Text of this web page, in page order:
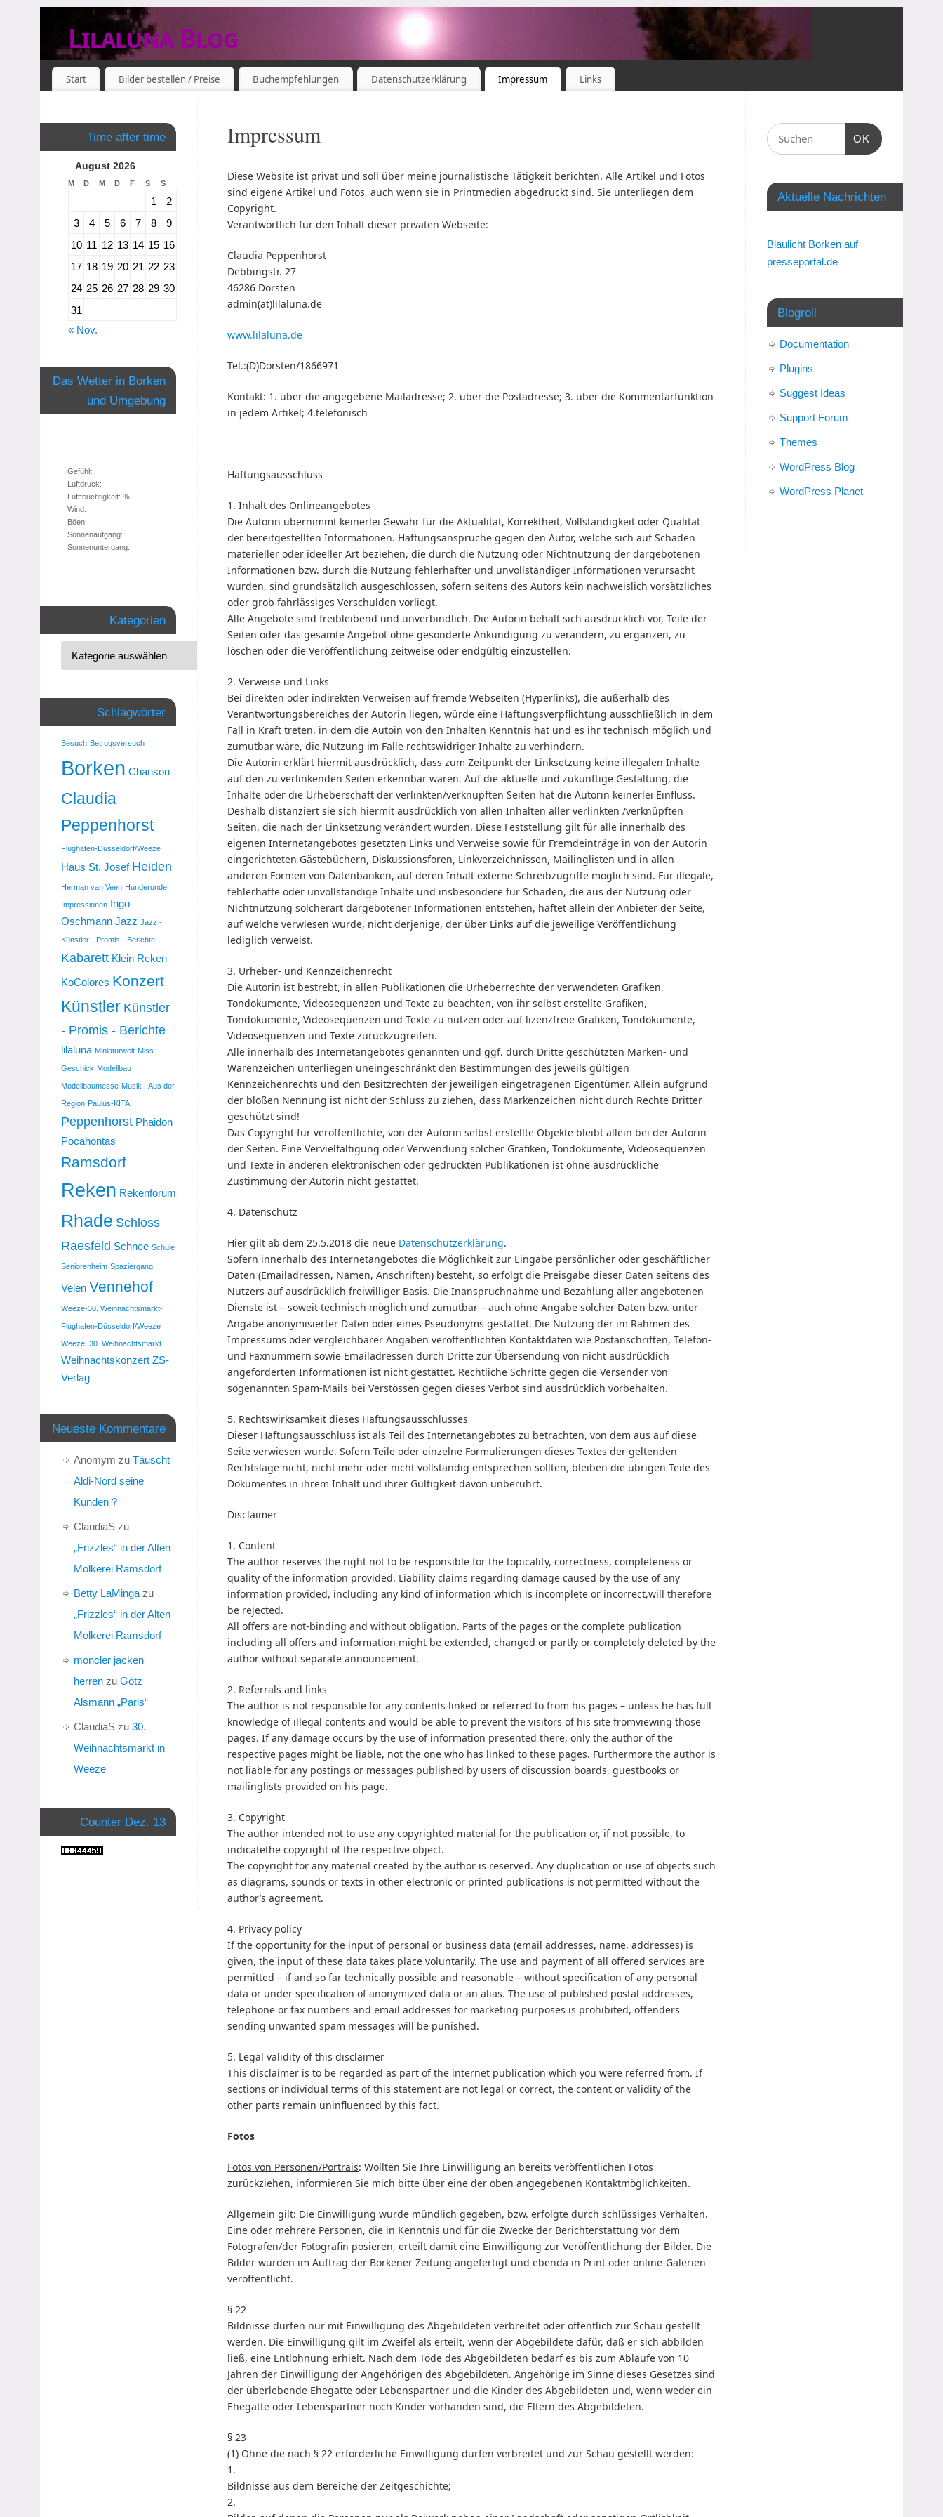
Lilaluna Blog
DAS JETZT IST SCHON VERGANGENHEIT
Start Bilder bestellen / Preise Buchempfehlungen Datenschutzerklärung Impressum Links
Impressum
Diese Website ist privat und soll über meine journalistische Tätigkeit berichten. Alle Artikel und Fotos
sind eigene Artikel und Fotos, auch wenn sie in Printmedien abgedruckt sind. Sie unterliegen dem
Copyright.
Verantwortlich für den Inhalt dieser privaten Webseite:
Claudia Peppenhorst
Debbingstr. 27
46286 Dorsten
admin(at)lilaluna.de
www.lilaluna.de
Tel.:(D)Dorsten/1866971
Kontakt: 1. über die angegebene Mailadresse; 2. über die Postadresse; 3. über die Kommentarfunktion
in jedem Artikel; 4.telefonisch
Haftungsausschluss
1. Inhalt des Onlineangebotes
Die Autorin übernimmt keinerlei Gewähr für die Aktualität, Korrektheit, Vollständigkeit oder Qualität
der bereitgestellten Informationen. Haftungsansprüche gegen den Autor, welche sich auf Schäden
materieller oder ideeller Art beziehen, die durch die Nutzung oder Nichtnutzung der dargebotenen
Informationen bzw. durch die Nutzung fehlerhafter und unvollständiger Informationen verursacht
wurden, sind grundsätzlich ausgeschlossen, sofern seitens des Autors kein nachweislich vorsätzliches
oder grob fahrlässiges Verschulden vorliegt.
Alle Angebote sind freibleibend und unverbindlich. Die Autorin behält sich ausdrücklich vor, Teile der
Seiten oder das gesamte Angebot ohne gesonderte Ankündigung zu verändern, zu ergänzen, zu
löschen oder die Veröffentlichung zeitweise oder endgültig einzustellen.
2. Verweise und Links
Bei direkten oder indirekten Verweisen auf fremde Webseiten (Hyperlinks), die außerhalb des
Verantwortungsbereiches der Autorin liegen, würde eine Haftungsverpflichtung ausschließlich in dem
Fall in Kraft treten, in dem die Autoin von den Inhalten Kenntnis hat und es ihr technisch möglich und
zumutbar wäre, die Nutzung im Falle rechtswidriger Inhalte zu verhindern.
Die Autorin erklärt hiermit ausdrücklich, dass zum Zeitpunkt der Linksetzung keine illegalen Inhalte
auf den zu verlinkenden Seiten erkennbar waren. Auf die aktuelle und zukünftige Gestaltung, die
Inhalte oder die Urheberschaft der verlinkten/verknüpften Seiten hat die Autorin keinerlei Einfluss.
Deshalb distanziert sie sich hiermit ausdrücklich von allen Inhalten aller verlinkten /verknüpften
Seiten, die nach der Linksetzung verändert wurden. Diese Feststellung gilt für alle innerhalb des
eigenen Internetangebotes gesetzten Links und Verweise sowie für Fremdeinträge in von der Autorin
eingerichteten Gästebüchern, Diskussionsforen, Linkverzeichnissen, Mailinglisten und in allen
anderen Formen von Datenbanken, auf deren Inhalt externe Schreibzugriffe möglich sind. Für illegale,
fehlerhafte oder unvollständige Inhalte und insbesondere für Schäden, die aus der Nutzung oder
Nichtnutzung solcherart dargebotener Informationen entstehen, haftet allein der Anbieter der Seite,
auf welche verwiesen wurde, nicht derjenige, der über Links auf die jeweilige Veröffentlichung
lediglich verweist.
3. Urheber- und Kennzeichenrecht
Die Autorin ist bestrebt, in allen Publikationen die Urheberrechte der verwendeten Grafiken,
Tondokumente, Videosequenzen und Texte zu beachten, von ihr selbst erstellte Grafiken,
Tondokumente, Videosequenzen und Texte zu nutzen oder auf lizenzfreie Grafiken, Tondokumente,
Videosequenzen und Texte zurückzugreifen.
Alle innerhalb des Internetangebotes genannten und ggf. durch Dritte geschützten Marken- und
Warenzeichen unterliegen uneingeschränkt den Bestimmungen des jeweils gültigen
Kennzeichenrechts und den Besitzrechten der jeweiligen eingetragenen Eigentümer. Allein aufgrund
der bloßen Nennung ist nicht der Schluss zu ziehen, dass Markenzeichen nicht durch Rechte Dritter
geschützt sind!
Das Copyright für veröffentlichte, von der Autorin selbst erstellte Objekte bleibt allein bei der Autorin
der Seiten. Eine Vervielfältigung oder Verwendung solcher Grafiken, Tondokumente, Videosequenzen
und Texte in anderen elektronischen oder gedruckten Publikationen ist ohne ausdrückliche
Zustimmung der Autorin nicht gestattet.
4. Datenschutz
Hier gilt ab dem 25.5.2018 die neue Datenschutzerklärung.
Sofern innerhalb des Internetangebotes die Möglichkeit zur Eingabe persönlicher oder geschäftlicher
Daten (Emailadressen, Namen, Anschriften) besteht, so erfolgt die Preisgabe dieser Daten seitens des
Nutzers auf ausdrücklich freiwilliger Basis. Die Inanspruchnahme und Bezahlung aller angebotenen
Dienste ist – soweit technisch möglich und zumutbar – auch ohne Angabe solcher Daten bzw. unter
Angabe anonymisierter Daten oder eines Pseudonyms gestattet. Die Nutzung der im Rahmen des
Impressums oder vergleichbarer Angaben veröffentlichten Kontaktdaten wie Postanschriften, Telefon-
und Faxnummern sowie Emailadressen durch Dritte zur Übersendung von nicht ausdrücklich
angeforderten Informationen ist nicht gestattet. Rechtliche Schritte gegen die Versender von
sogenannten Spam-Mails bei Verstössen gegen dieses Verbot sind ausdrücklich vorbehalten.
5. Rechtswirksamkeit dieses Haftungsausschlusses
Dieser Haftungsausschluss ist als Teil des Internetangebotes zu betrachten, von dem aus auf diese
Seite verwiesen wurde. Sofern Teile oder einzelne Formulierungen dieses Textes der geltenden
Rechtslage nicht, nicht mehr oder nicht vollständig entsprechen sollten, bleiben die übrigen Teile des
Dokumentes in ihrem Inhalt und ihrer Gültigkeit davon unberührt.
Disclaimer
1. Content
The author reserves the right not to be responsible for the topicality, correctness, completeness or
quality of the information provided. Liability claims regarding damage caused by the use of any
information provided, including any kind of information which is incomplete or incorrect,will therefore
be rejected.
All offers are not-binding and without obligation. Parts of the pages or the complete publication
including all offers and information might be extended, changed or partly or completely deleted by the
author without separate announcement.
2. Referrals and links
The author is not responsible for any contents linked or referred to from his pages – unless he has full
knowledge of illegal contents and would be able to prevent the visitors of his site fromviewing those
pages. If any damage occurs by the use of information presented there, only the author of the
respective pages might be liable, not the one who has linked to these pages. Furthermore the author is
not liable for any postings or messages published by users of discussion boards, guestbooks or
mailinglists provided on his page.
3. Copyright
The author intended not to use any copyrighted material for the publication or, if not possible, to
indicatethe copyright of the respective object.
The copyright for any material created by the author is reserved. Any duplication or use of objects such
as diagrams, sounds or texts in other electronic or printed publications is not permitted without the
author’s agreement.
4. Privacy policy
If the opportunity for the input of personal or business data (email addresses, name, addresses) is
given, the input of these data takes place voluntarily. The use and payment of all offered services are
permitted – if and so far technically possible and reasonable – without specification of any personal
data or under specification of anonymized data or an alias. The use of published postal addresses,
telephone or fax numbers and email addresses for marketing purposes is prohibited, offenders
sending unwanted spam messages will be punished.
5. Legal validity of this disclaimer
This disclaimer is to be regarded as part of the internet publication which you were referred from. If
sections or individual terms of this statement are not legal or correct, the content or validity of the
other parts remain uninfluenced by this fact.
Fotos
Fotos von Personen/Portrais: Wollten Sie Ihre Einwilligung an bereits veröffentlichen Fotos
zurückziehen, informieren Sie mich bitte über eine der oben angegebenen Kontaktmöglichkeiten.
Allgemein gilt: Die Einwilligung wurde mündlich gegeben, bzw. erfolgte durch schlüssiges Verhalten.
Eine oder mehrere Personen, die in Kenntnis und für die Zwecke der Berichterstattung vor dem
Fotografen/der Fotografin posieren, erteilt damit eine Einwilligung zur Veröffentlichung der Bilder. Die
Bilder wurden im Auftrag der Borkener Zeitung angefertigt und ebenda in Print oder online-Galerien
veröffentlicht.
§ 22
Bildnisse dürfen nur mit Einwilligung des Abgebildeten verbreitet oder öffentlich zur Schau gestellt
werden. Die Einwilligung gilt im Zweifel als erteilt, wenn der Abgebildete dafür, daß er sich abbilden
ließ, eine Entlohnung erhielt. Nach dem Tode des Abgebildeten bedarf es bis zum Ablaufe von 10
Jahren der Einwilligung der Angehörigen des Abgebildeten. Angehörige im Sinne dieses Gesetzes sind
der überlebende Ehegatte oder Lebenspartner und die Kinder des Abgebildeten und, wenn weder ein
Ehegatte oder Lebenspartner noch Kinder vorhanden sind, die Eltern des Abgebildeten.
§ 23
(1) Ohne die nach § 22 erforderliche Einwilligung dürfen verbreitet und zur Schau gestellt werden:
1.
Bildnisse aus dem Bereiche der Zeitgeschichte;
2.
Time after time
August 2026
M D M D F S S
1
2
3
4 5 6 7 8
9
10 11 12 13 14 15 16
17 18 19 20 21 22 23
24 25 26 27 28 29 30
31
« Nov.
Das Wetter in Borken
und Umgebung
Gefühlt:
Luftdruck:
Luftfeuchtigkeit: %
Wind:
Böen:
Sonnenaufgang:
Sonnenuntergang:
Kategorien
Schlagwörter
Besuch Betrugsversuch
Borken Chanson
Claudia
Peppenhorst
Flughafen-Düsseldorf/Weeze
Haus St. Josef Heiden
Herman van Veen Hunderunde
Impressionen Ingo
Oschmann Jazz Jazz -
Künstler - Promis - Berichte
Kabarett Klein Reken
KoColores Konzert
Künstler Künstler
- Promis - Berichte
lilaluna Miniaturwelt Miss
Geschick Modellbau
Modellbaumesse Musik - Aus der
Region Paulus-KITA
Peppenhorst Phaidon
Pocahontas
Ramsdorf
Reken Rekenforum
Rhade Schloss
Raesfeld Schnee Schule
Seniorenheim Spaziergang
Velen Vennehof
Weeze-30. Weihnachtsmarkt-
Flughafen-Düsseldorf/Weeze
Weeze. 30. Weihnachtsmarkt
Weihnachtskonzert ZS-
Verlag
Neueste Kommentare
Anomym zu Täuscht
Aldi-Nord seine
Kunden ?
ClaudiaS zu
„Frizzles“ in der Alten
Molkerei Ramsdorf
Betty LaMinga zu
„Frizzles“ in der Alten
Molkerei Ramsdorf
moncler jacken
herren zu Götz
Alsmann „Paris“
ClaudiaS zu 30.
Weihnachtsmarkt in
Weeze
Counter Dez. 13
OK
Aktuelle Nachrichten
Blaulicht Borken auf
presseportal.de
Blogroll
Documentation
Plugins
Suggest Ideas
Support Forum
Themes
WordPress Blog
WordPress Planet